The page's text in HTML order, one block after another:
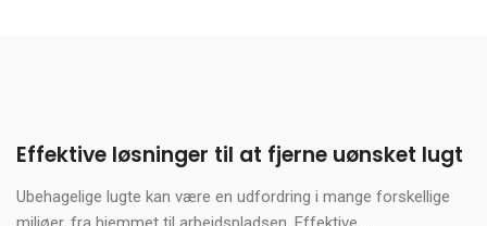
Effektive løsninger til at fjerne uønsket lugt
Ubehagelige lugte kan være en udfordring i mange forskellige